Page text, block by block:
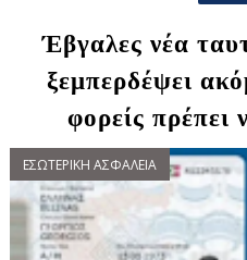
Έβγαλες νέα
ξεμπερδέψει
φορείς πρέπει
ΕΣΩΤΕΡΙΚΗ ΑΣΦΑΛΕΙΑ